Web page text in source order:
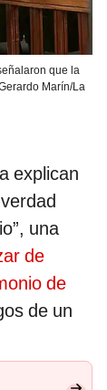
que la
Marín/La
explican
una
de
de
de un